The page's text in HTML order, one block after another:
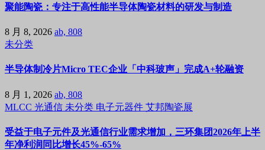
聚能陶瓷：专注于高性能半导体陶瓷材料的研发与制造
8 月 8, 2026 ab, 808
未分类
半导体制冷片Micro TEC企业「中科玻声」完成A+轮融资
8 月 1, 2026 ab, 808
MLCC 光通信 未分类 电子元器件 艾邦陶瓷展
受益于电子元件及光通信行业需求增加，三环集团2026年上半
年净利润同比增长45%-65%